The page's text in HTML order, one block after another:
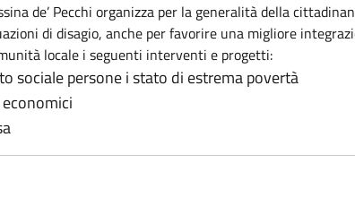
de’ Pecchi organizza per la generalità della
di disagio, anche per favorire una migliore
locale i seguenti interventi e progetti:
sociale persone i stato di estrema povertà